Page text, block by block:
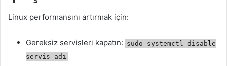
Linux performansını artırmak için:
Gereksiz servisleri kapatın: sudo systemctl disable
servis-adı